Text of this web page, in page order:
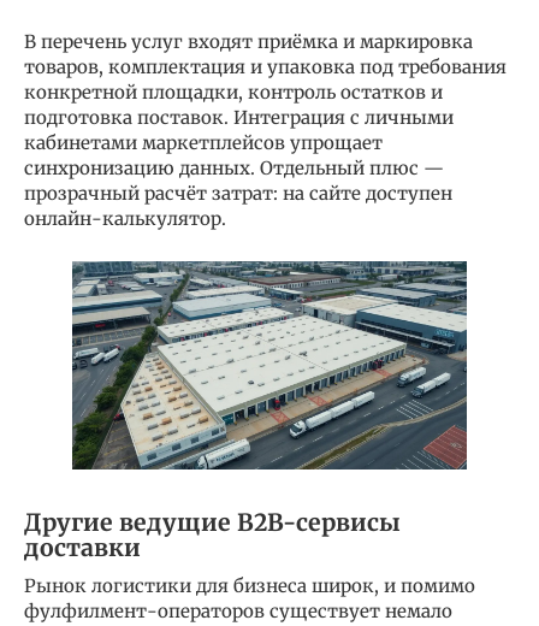
В перечень услуг входят приёмка и маркировка
товаров, комплектация и упаковка под требования
конкретной площадки, контроль остатков и
подготовка поставок. Интеграция с личными
кабинетами маркетплейсов упрощает
синхронизацию данных. Отдельный плюс —
прозрачный расчёт затрат: на сайте доступен
онлайн-калькулятор.
Другие ведущие B2B-сервисы
доставки
Рынок логистики для бизнеса широк, и помимо
фулфилмент-операторов существует немало